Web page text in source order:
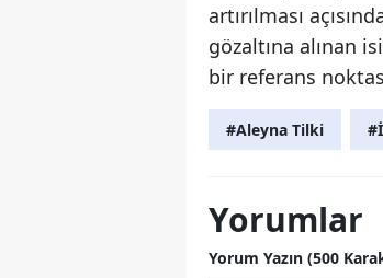
artırılması
gözaltına alınan
bir referans
#Aleyna Tilki
Yorumlar
Yorum Yazın (500